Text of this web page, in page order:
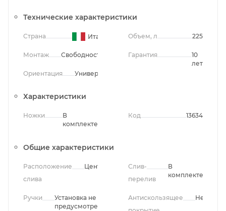
Технические характеристики
Страна Италия
Монтаж Свободностоящий
Ориентация Универсальная
Объем, л 225
Гарантия
10
лет
Характеристики
Ножки
В
комплекте
Код 13634
Общие характеристики
Расположение
слива
Центральное
Ручки
Установка не
предусмотрена
Слив-
перелив
В
комплекте
Антискользящее
Нет